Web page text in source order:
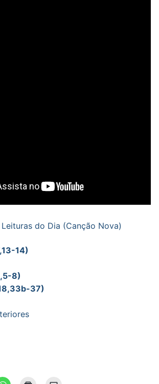
do Dia (Canção Nova)
14)
8)
37)